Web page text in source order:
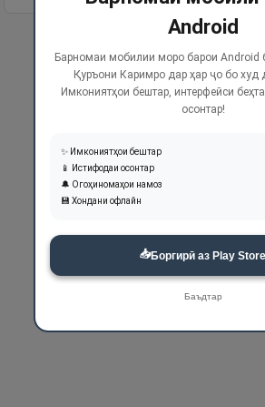
Android
Барномаи мобилии моро барои Android
Қуръони Каримро дар ҳар ҷо бо худ
Имкониятҳои бештар, интерфейси
осонтар!
✨ Имкониятҳои бештар
📱 Истифодаи осонтар
🔔 Огоҳиномаҳои намоз
💾 Хондани офлайн
📥Боргирӣ аз Play Store
Баъдтар